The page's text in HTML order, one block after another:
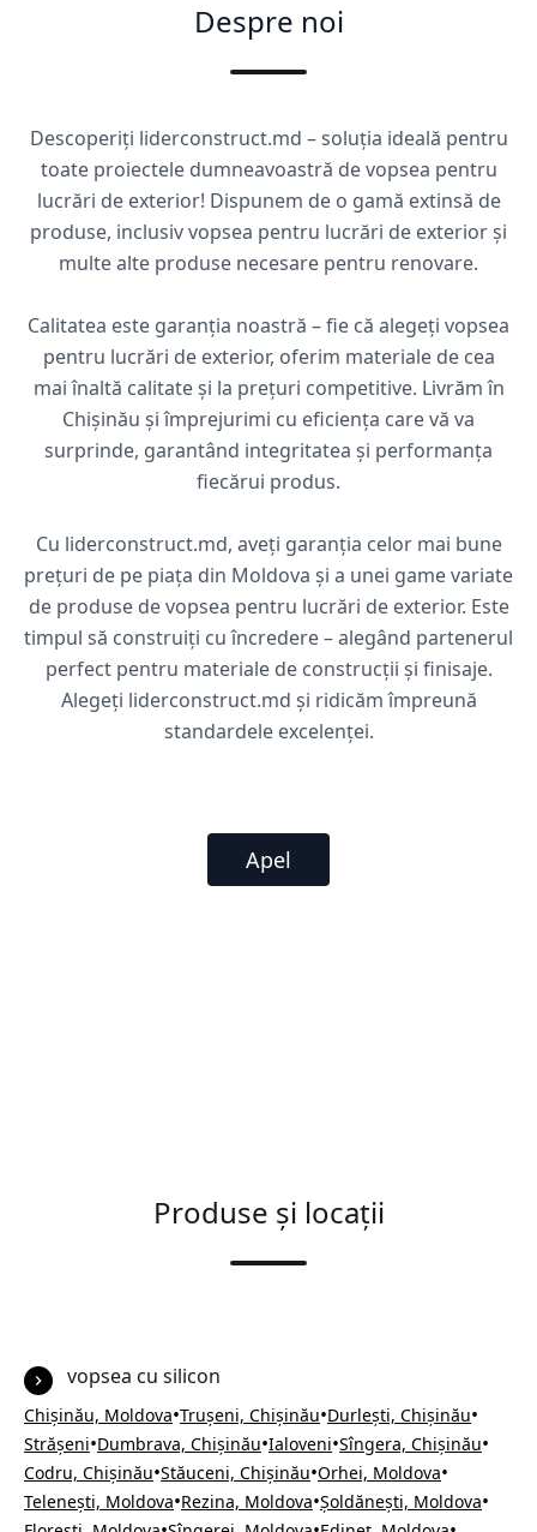
Despre noi
Descoperiți liderconstruct.md – soluția ideală pentru
toate proiectele dumneavoastră de vopsea pentru
lucrări de exterior! Dispunem de o gamă extinsă de
produse, inclusiv vopsea pentru lucrări de exterior și
multe alte produse necesare pentru renovare.
Calitatea este garanția noastră – fie că alegeți vopsea
pentru lucrări de exterior, oferim materiale de cea
mai înaltă calitate și la prețuri competitive. Livrăm în
Chișinău și împrejurimi cu eficiența care vă va
surprinde, garantând integritatea și performanța
fiecărui produs.
Cu liderconstruct.md, aveți garanția celor mai bune
prețuri de pe piața din Moldova și a unei game variate
de produse de vopsea pentru lucrări de exterior. Este
timpul să construiți cu încredere – alegând partenerul
perfect pentru materiale de construcții și finisaje.
Alegeți liderconstruct.md și ridicăm împreună
standardele excelenței.
Apel
Produse și locații
vopsea cu silicon
Chișinău, Moldova•Trușeni, Chișinău•Durlești, Chișinău•
Strășeni•Dumbrava, Chișinău•Ialoveni•Sîngera, Chișinău•
Codru, Chișinău•Stăuceni, Chișinău•Orhei, Moldova•
Telenești, Moldova•Rezina, Moldova•Șoldănești, Moldova•